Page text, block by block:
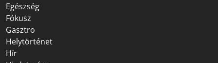
Egészség
Fókusz
Gasztro
Helytörténet
Hír